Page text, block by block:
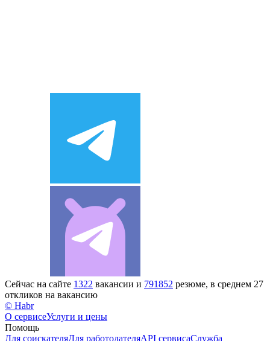
Сейчас на сайте 1322 вакансии и 791852 резюме, в среднем 27
откликов на вакансию
© Habr
О сервисеУслуги и цены
Помощь
Для соискателяДля работодателяAPI сервисаСлужба